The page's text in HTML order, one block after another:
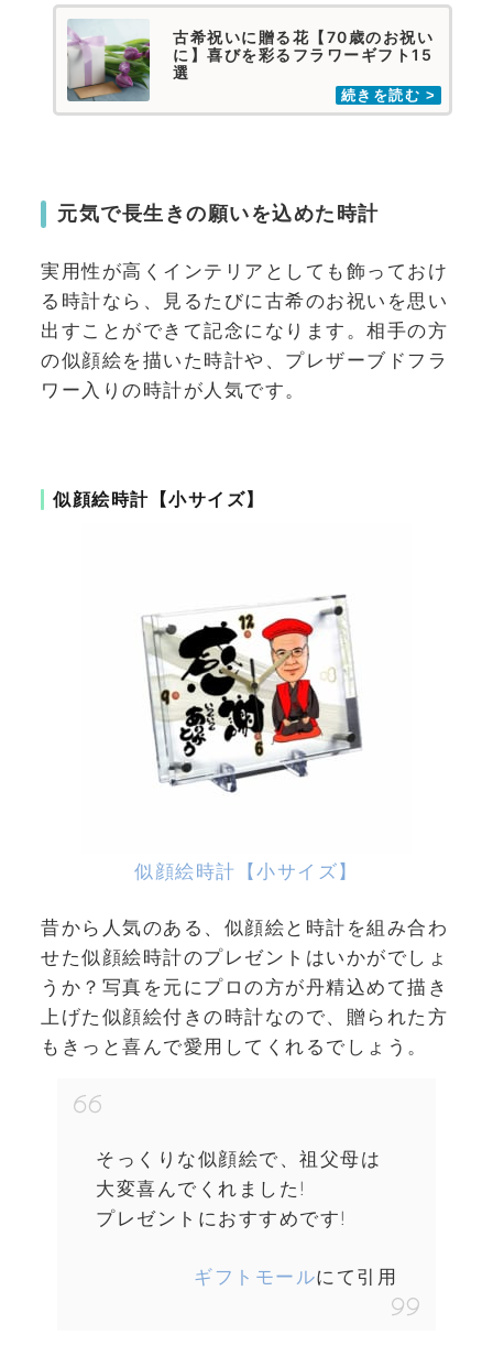
古希祝いに贈る花【70歳のお祝い
に】喜びを彩るフラワーギフト15
選
元気で長生きの願いを込めた時計
実用性が高くインテリアとしても飾っておけ
る時計なら、見るたびに古希のお祝いを思い
出すことができて記念になります。相手の方
の似顔絵を描いた時計や、プレザーブドフラ
ワー入りの時計が人気です。
似顔絵時計【小サイズ】
似顔絵時計【小サイズ】
昔から人気のある、似顔絵と時計を組み合わ
せた似顔絵時計のプレゼントはいかがでしょ
うか？写真を元にプロの方が丹精込めて描き
上げた似顔絵付きの時計なので、贈られた方
もきっと喜んで愛用してくれるでしょう。
そっくりな似顔絵で、祖父母は
大変喜んでくれました!
プレゼントにおすすめです!
ギフトモールにて引用